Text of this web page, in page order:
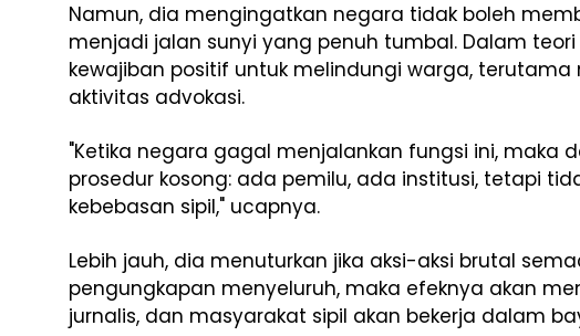
Namun, dia mengingatkan negara tidak boleh
menjadi jalan sunyi yang penuh tumbal. Dalam
kewajiban positif untuk melindungi warga,
aktivitas advokasi.
"Ketika negara gagal menjalankan fungsi ini, maka
prosedur kosong: ada pemilu, ada institusi, tetapi
kebebasan sipil," ucapnya.
Lebih jauh, dia menuturkan jika aksi-aksi brutal
pengungkapan menyeluruh, maka efeknya akan
jurnalis, dan masyarakat sipil akan bekerja dalam